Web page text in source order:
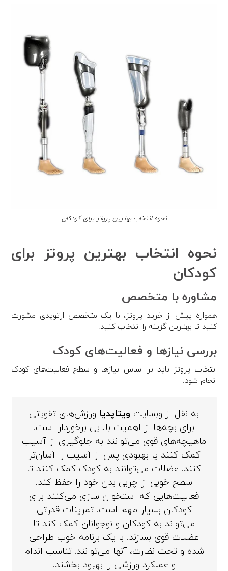
نحوه انتخاب بهترین پروتز برای کودکان
نحوه انتخاب بهترین پروتز برای
کودکان
مشاوره با متخصص
همواره پیش از خرید پروتز، با یک متخصص ارتوپدی مشورت
کنید تا بهترین گزینه را انتخاب کنید.
بررسی نیازها و فعالیت‌های کودک
انتخاب پروتز باید بر اساس نیازها و سطح فعالیت‌های کودک
انجام شود.
به نقل از وبسایت ویتاپدیا ورزش‌های تقویتی
برای بچه‌ها از اهمیت بالایی برخوردار است.
ماهیچه‌های قوی‌ می‌توانند به جلوگیری از آسیب
کمک کنند یا بهبودی پس از آسیب را آسان‌تر
کنند. عضلات می‌توانند به کودک کمک کنند تا
سطح خوبی از چربی بدن خود را حفظ کند.
فعالیت‌هایی که استخوان سازی می‌کنند برای
کودکان بسیار مهم است. تمرینات قدرتی
می‌تواند به کودکان و نوجوانان کمک کند تا
عضلات قوی بسازند. با یک برنامه خوب طراحی
شده و تحت نظارت، آنها می‌توانند: تناسب اندام
و عملکرد ورزشی را بهبود بخشند.